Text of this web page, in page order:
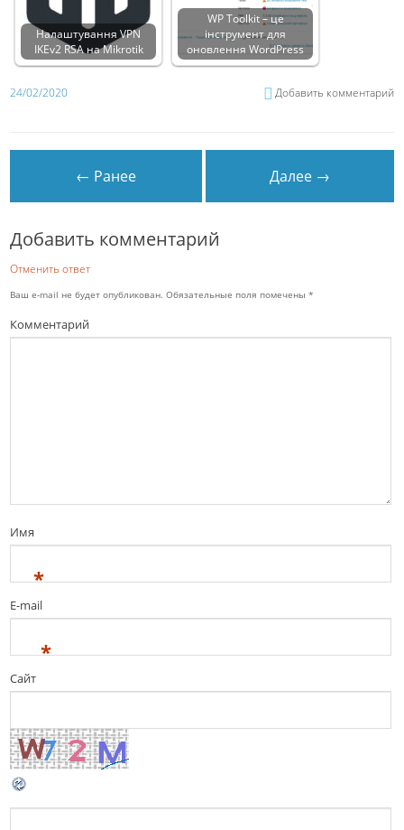
Налаштування VPN
IKEv2 RSA на Mikrotik
WP Toolkit – це
інструмент для
оновлення WordPress
24/02/2020 Добавить комментарий
← Ранее Далее →
Добавить комментарий
Отменить ответ
Ваш e-mail не будет опубликован. Обязательные поля помечены*
Комментарий
Имя
*
E-mail
*
Сайт